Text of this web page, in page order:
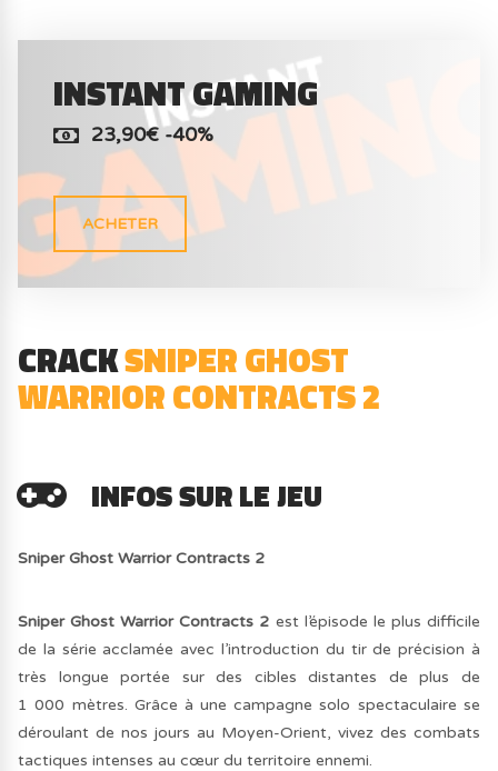
INSTANT GAMING
23,90€ -40%
ACHETER
CRACKSNIPER GHOST
WARRIOR CONTRACTS 2
INFOS SUR LE JEU
Sniper Ghost Warrior Contracts 2
Sniper Ghost Warrior Contracts 2 est l’épisode le plus difficile
de la série acclamée avec l’introduction du tir de précision à
très longue portée sur des cibles distantes de plus de
1 000 mètres. Grâce à une campagne solo spectaculaire se
déroulant de nos jours au Moyen-Orient, vivez des combats
tactiques intenses au cœur du territoire ennemi.